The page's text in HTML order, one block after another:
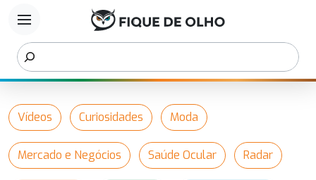
menu
Vídeos Curiosidades Moda
Mercado e Negócios Saúde Ocular Radar